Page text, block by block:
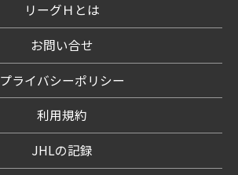
リーグＨとは
お問い合せ
プライバシーポリシー
利用規約
JHLの記録